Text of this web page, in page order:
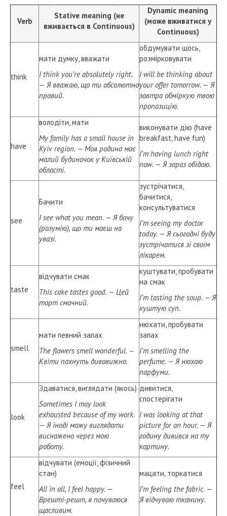
Verb
Stative meaning (не
вживається в Continuous)
Dynamic meaning
(може вживатися у
Continuous)
think
мати думку, вважати
I think you’re absolutely right.
— Я вважаю, що ти абсолютно
правий.
обдумувати щось,
розмірковувати
I will be thinking about
your offer tomorrow. — Я
завтра обміркую твою
пропозицію.
have
володіти, мати
My family has a small house in
Kyiv region. — Моя родина має
малий будиночок у Київській
області.
виконувати дію (have
breakfast, have fun)
I’m having lunch right
now. — Я зараз обідаю.
see
Бачити
I see what you mean. — Я бачу
(розумію), що ти маєш на
увазі.
зустрічатися,
бачитися,
консультуватися
I’m seeing my doctor
today. — Я сьогодні буду
зустрічатися зі своїм
лікарем.
taste
відчувати смак
This cake tastes good. — Цей
торт смачний.
куштувати, пробувати
на смак
I’m tasting the soup. — Я
куштую суп.
smell
мати певний запах
The flowers smell wonderful. —
Квіти пахнуть дивовижно.
нюхати, пробувати
запах
I’m smelling the
perfume. — Я нюхаю
парфуми.
look
Здаватися, виглядати (якось)
Sometimes I may look
exhausted because of my work.
— Я іноді можу виглядати
виснажено через мою
роботу.
дивитися,
спостерігати
I was looking at that
picture for an hour. — Я
годину дивився на ту
картину.
feel
відчувати (емоції, фізичний
стан)
All in all, I feel happy. —
Врешті-решт, я почуваюся
щасливим.
мацати, торкатися
I’m feeling the fabric. —
Я відчуваю тканину.